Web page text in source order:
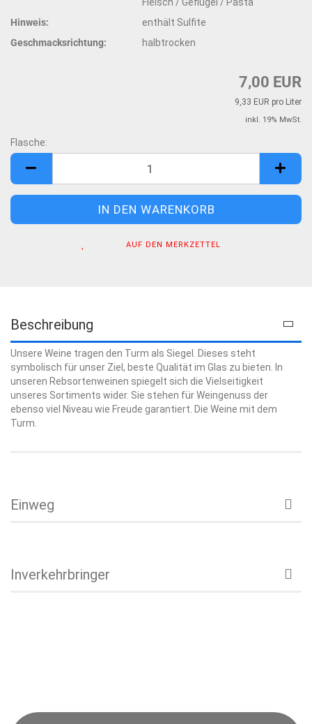
Hinweis:
enthält Sulfite
Geschmacksrichtung:
halbtrocken
7,00 EUR
9,33 EUR pro Liter
inkl. 19% MwSt.
Flasche:
Flasche
AUF DEN MERKZETTEL
Beschreibung
Unsere Weine tragen den Turm als Siegel. Dieses steht
symbolisch für unser Ziel, beste Qualität im Glas zu bieten. In
unseren Rebsortenweinen spiegelt sich die Vielseitigkeit
unseres Sortiments wider. Sie stehen für Weingenuss der
ebenso viel Niveau wie Freude garantiert. Die Weine mit dem
Turm.
Einweg
Inverkehrbringer